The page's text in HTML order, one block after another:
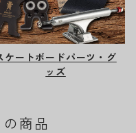
ケートボードパーツ・グ
ッズ
商品